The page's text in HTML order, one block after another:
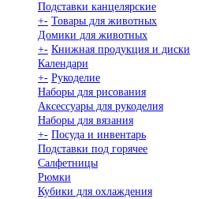
Подставки канцелярские
+- Товары для животных
Домики для животных
+- Книжная продукция и диски
Календари
+- Рукоделие
Наборы для рисования
Аксессуары для рукоделия
Наборы для вязания
+- Посуда и инвентарь
Подставки под горячее
Салфетницы
Рюмки
Кубики для охлаждения